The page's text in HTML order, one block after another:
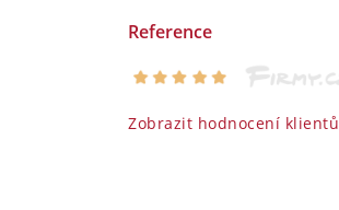
Reference
Zobrazit hodnocení klientů